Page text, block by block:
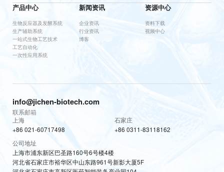
产品中心
生物反应器及发酵系统
生产辅助系统
一站式生物工艺技术
工艺自动化
一次性应用系统
新闻资讯
企业资讯
行业资讯
博客
资源中心
资料下载
视频中心
info@jichen-biotech.com
联系邮箱
上海
+86 021-60717498
石家庄
+86 0311-83118162
公司地址
上海市浦东新区巴圣路160号6号楼4楼
河北省石家庄市裕华区中山东路961号新影大厦5F